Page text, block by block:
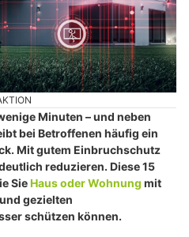
Minuten – und neben
bei Betroffenen häufig ein
Mit gutem Einbruchschutz
reduzieren. Diese 15
SieHaus oder Wohnung mit
gezielten
schützen können.